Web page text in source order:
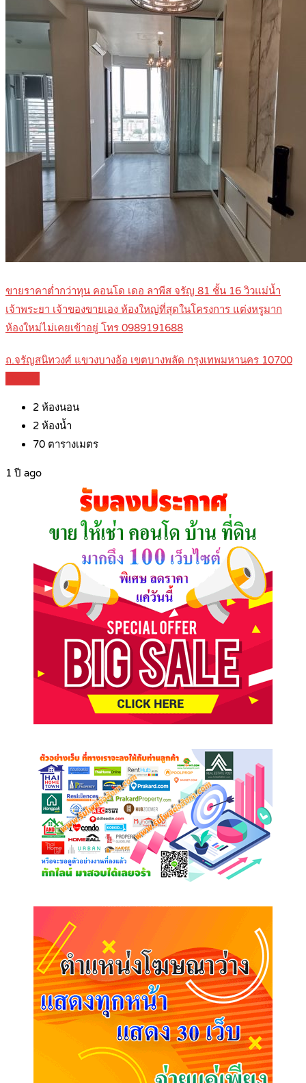
ขายราคาต่ำกว่าทุน คอนโด เดอ ลาพีส จรัญ 81 ชั้น 16 วิวแม่น้ำ
เจ้าพระยา เจ้าของขายเอง ห้องใหญ่ที่สุดในโครงการ แต่งหรูมาก
ห้องใหม่ไม่เคยเข้าอยู่ โทร 0989191688
ถ.จรัญสนิทวงศ์ แขวงบางอ้อ เขตบางพลัด กรุงเทพมหานคร 10700
2 ห้องนอน
2 ห้องน้ำ
70 ตารางเมตร
1 ปี ago